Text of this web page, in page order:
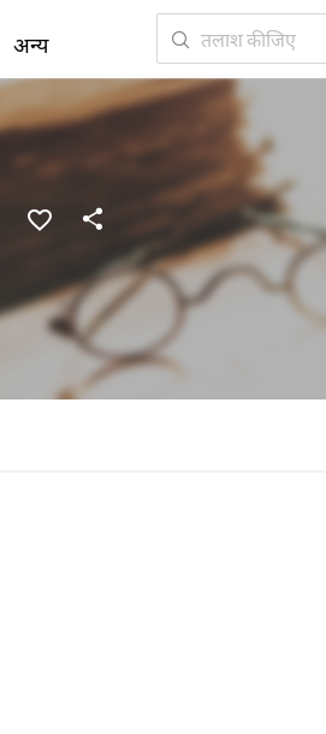
अन्य